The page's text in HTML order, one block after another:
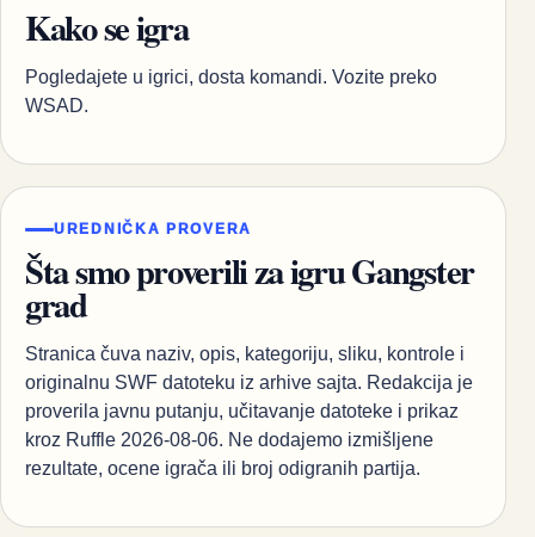
Kako se igra
Pogledajete u igrici, dosta komandi. Vozite preko
WSAD.
UREDNIČKA PROVERA
Šta smo proverili za igru Gangster
grad
Stranica čuva naziv, opis, kategoriju, sliku, kontrole i
originalnu SWF datoteku iz arhive sajta. Redakcija je
proverila javnu putanju, učitavanje datoteke i prikaz
kroz Ruffle 2026-08-06. Ne dodajemo izmišljene
rezultate, ocene igrača ili broj odigranih partija.